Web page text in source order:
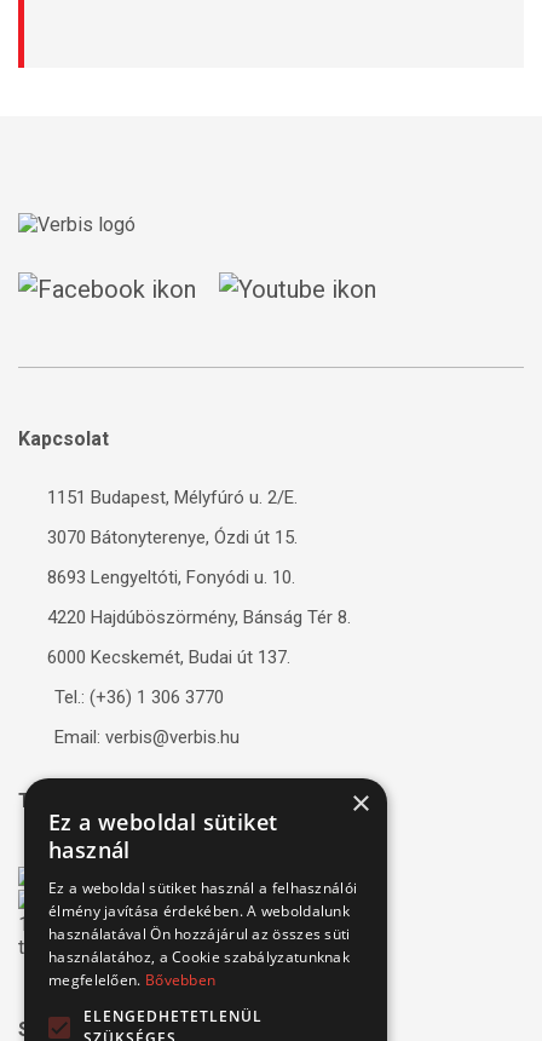
Kapcsolat
1151 Budapest, Mélyfúró u. 2/E.
3070 Bátonyterenye, Ózdi út 15.
8693 Lengyeltóti, Fonyódi u. 10.
4220 Hajdúböszörmény, Bánság Tér 8.
6000 Kecskemét, Budai út 137.
Tel.: (+36) 1 306 3770
Email: verbis@verbis.hu
Tanúsítványaink
Széchenyi 2020
×
Ez a weboldal sütiket
használ
Ez a weboldal sütiket használ a felhasználói
élmény javítása érdekében. A weboldalunk
használatával Ön hozzájárul az összes süti
használatához, a Cookie szabályzatunknak
megfelelően. Bővebben
ELENGEDHETETLENÜL